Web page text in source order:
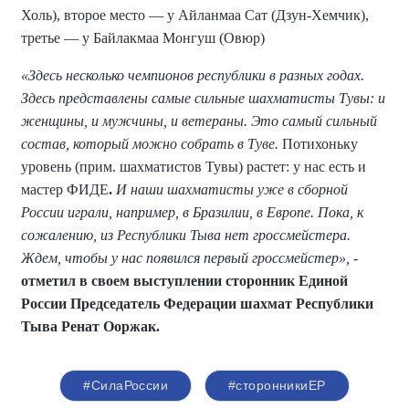
Холь), второе место — у Айланмаа Сат (Дзун-Хемчик),
третье — у Байлакмаа Монгуш (Овюр)
«Здесь несколько чемпионов республики в разных годах.
Здесь представлены самые сильные шахматисты Тувы: и
женщины, и мужчины, и ветераны. Это самый сильный
состав, который можно собрать в Туве. Потихоньку
уровень (прим. шахматистов Тувы) растет: у нас есть и
мастер ФИДЕ. И наши шахматисты уже в сборной
России играли, например, в Бразилии, в Европе. Пока, к
сожалению, из Республики Тыва нет гроссмейстера.
Ждем, чтобы у нас появился первый гроссмейстер», -
отметил в своем выступлении сторонник Единой
России Председатель Федерации шахмат Республики
Тыва Ренат Ооржак.
#СилаРоссии #сторонникиЕР